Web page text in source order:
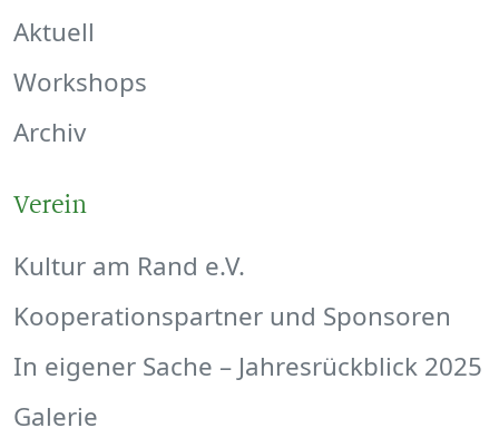
Aktuell
Workshops
Archiv
Verein
Kultur am Rand e.V.
Kooperationspartner und Sponsoren
In eigener Sache – Jahresrückblick 2025
Galerie